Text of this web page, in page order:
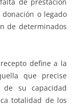
de prestación
o legado
de determinados
define a la
que precise
su capacidad
totalidad de los